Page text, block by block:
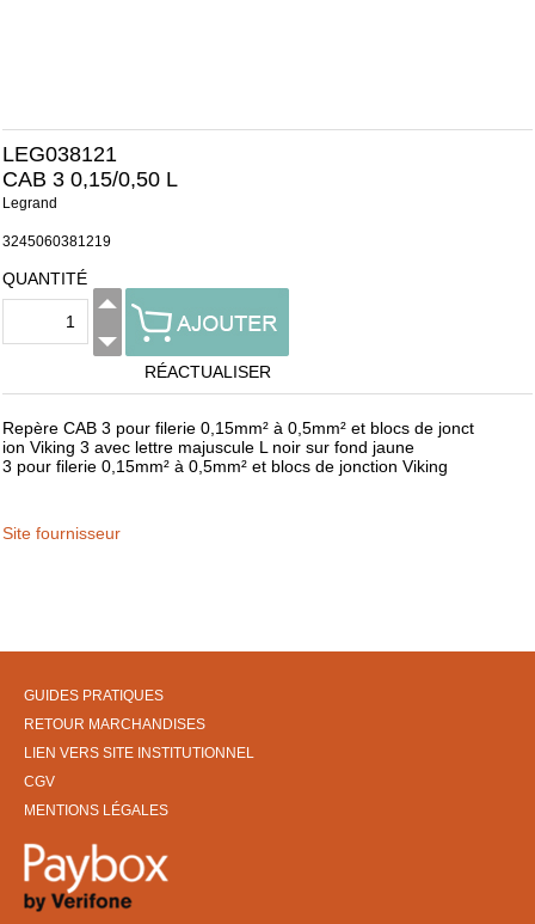
LEG038121
CAB 3 0,15/0,50 L
Legrand
3245060381219
QUANTITÉ
RÉACTUALISER
Repère CAB 3 pour filerie 0,15mm² à 0,5mm² et blocs de jonct
ion Viking 3 avec lettre majuscule L noir sur fond jaune
3 pour filerie 0,15mm² à 0,5mm² et blocs de jonction Viking
Site fournisseur
GUIDES PRATIQUES
RETOUR MARCHANDISES
LIEN VERS SITE INSTITUTIONNEL
CGV
MENTIONS LÉGALES